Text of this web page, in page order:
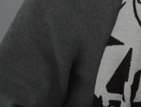
Videos